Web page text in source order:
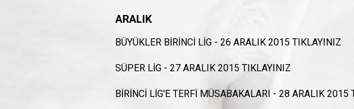
ARALIK
BÜYÜKLER BİRİNCİ LİG - 26 ARALIK 2015TIKLAYINIZ
SÜPER LİG - 27 ARALIK 2015TIKLAYINIZ
BİRİNCİ LİG'E TERFİ MÜSABAKALARI - 28 ARALIK 2015